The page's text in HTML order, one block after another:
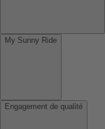
My Sunny Ride
Engagement de qualité